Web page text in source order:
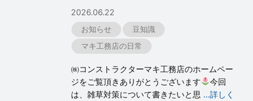
2026.06.22
お知らせ
豆知識
マキ工務店の日常
㈱コンストラクターマキ工務店のホームペー
ジをご覧頂きありがとうございます
今回
は、雑草対策について書きたいと思 …詳しく